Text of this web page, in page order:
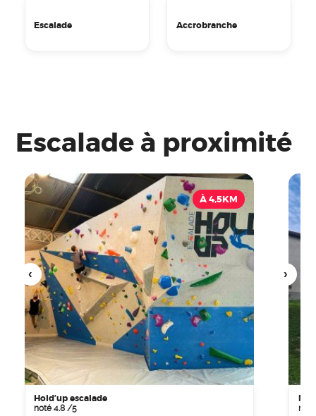
Escalade Accrobranche
Escalade à proximité
À 4,5KM
Hold’up escalade
noté 4.8 /5